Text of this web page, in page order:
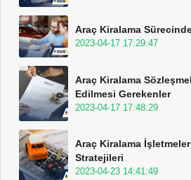
Araç Kiralama
2023-04-17 17:29:47
Araç Kiralama
Edilmesi Gerekenler
2023-04-17 17:48:29
Araç Kiralama
Stratejileri
2023-04-23 14:41:49